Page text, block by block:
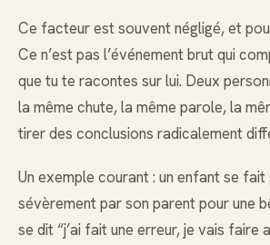
Ce facteur est souvent négligé, et
Ce n’est pas l’événement brut qui
que tu te racontes sur lui. Deux
la même chute, la même parole, la
tirer des conclusions radicalement
Un exemple courant : un enfant se
sévèrement par son parent pour une
se dit “j’ai fait une erreur, je vais faire